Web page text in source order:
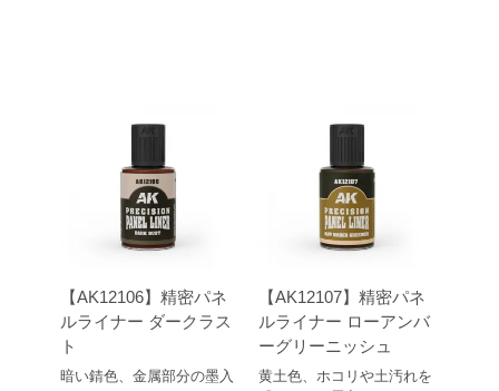
【AK12106】精密パネ
ルライナー ダークラス
ト
暗い錆色、金属部分の墨入
【AK12107】精密パネ
ルライナー ローアンバ
ーグリーニッシュ
黄土色、ホコリや土汚れを